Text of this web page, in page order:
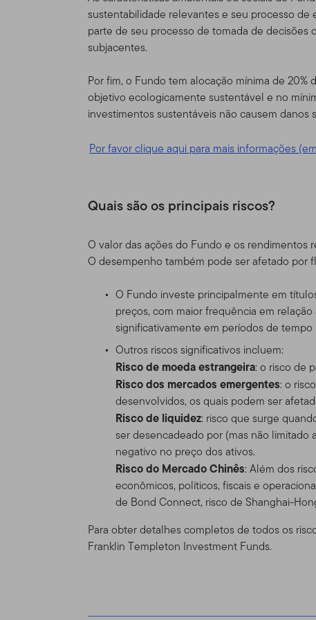
sustentabilidade relevantes e seu processo
parte de seu processo de tomada de decisões
subjacentes.
Por fim, o Fundo tem alocação mínima de
objetivo ecologicamente sustentável e no
investimentos sustentáveis não causem
Por favor clique aqui para mais informações
Quais são os principais riscos?
O valor das ações do Fundo e os
O desempenho também pode ser afetado por
O Fundo investe principalmente em
preços, com maior frequência em
significativamente em períodos de
Outros riscos significativos incluem:
Risco de moeda estrangeira: o risco de
Risco dos mercados emergentes: o
desenvolvidos, os quais podem ser
Risco de liquidez: risco que surge
ser desencadeado por (mas não
negativo no preço dos ativos.
Risco do Mercado Chinês: Além dos
econômicos, políticos, fiscais e
de Bond Connect, risco de Shanghai-
Para obter detalhes completos de todos os
Franklin Templeton Investment Funds.
depois dos Termos de Uso
conforme corrigido.
Esse Site é provido como
Distributors, Ltd. ("TGAL"
uma organização de
globalmente a acionistas,
Informações
autorizados,
Este site é destinado a
e tenham investimentos
Templeton que também
não é de forma alguma
americano, por favor
legalmente disponíveis nos
Nada neste Site deve ser
ou qualquer outro produto
compra ou venda seja
uma das restrições de
particular.
Uso
Uso pessoal. Esse Site
Esse site é dirigido a